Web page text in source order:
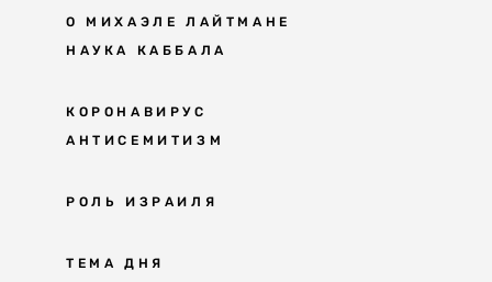
О МИХАЭЛЕ ЛАЙТМАНЕ
НАУКА КАББАЛА
Мудрость каббалы
Каббала сегодня
Великие каббалисты
КОРОНАВИРУС
АНТИСЕМИТИЗМ
Антисемитизм в современном мире
Решение
РОЛЬ ИЗРАИЛЯ
ТЕМА ДНЯ